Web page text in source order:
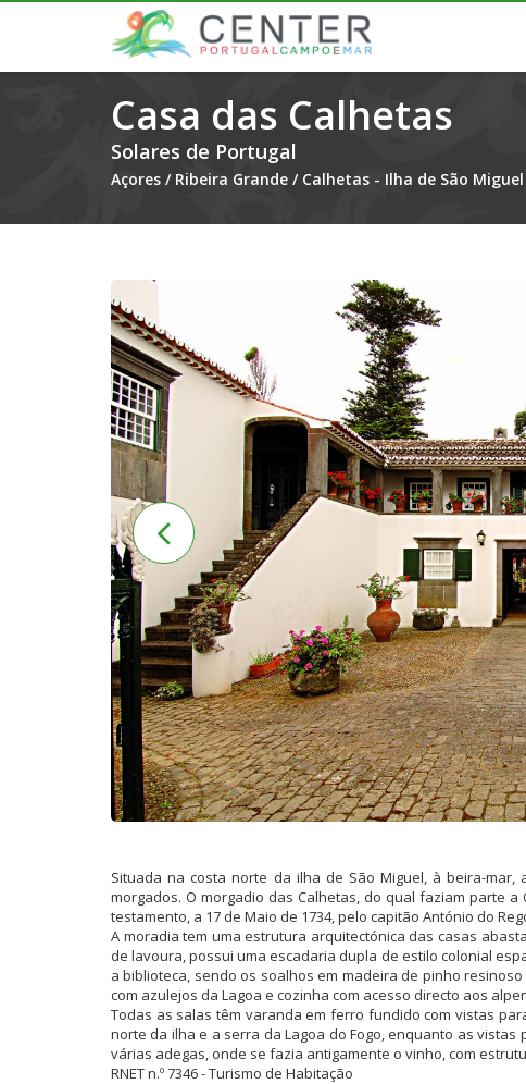
Casa das Calhetas
Solares de Portugal
Açores / Ribeira Grande / Calhetas - Ilha de São Miguel
Situada na costa norte da ilha de São Miguel, à beira-mar,
morgados. O morgadio das Calhetas, do qual faziam parte
testamento, a 17 de Maio de 1734, pelo capitão António do
A moradia tem uma estrutura arquitectónica das casas
de lavoura, possui uma escadaria dupla de estilo colonial
a biblioteca, sendo os soalhos em madeira de pinho
com azulejos da Lagoa e cozinha com acesso directo aos
Todas as salas têm varanda em ferro fundido com vistas
norte da ilha e a serra da Lagoa do Fogo, enquanto as
várias adegas, onde se fazia antigamente o vinho, com
RNET n.º 7346 - Turismo de Habitação